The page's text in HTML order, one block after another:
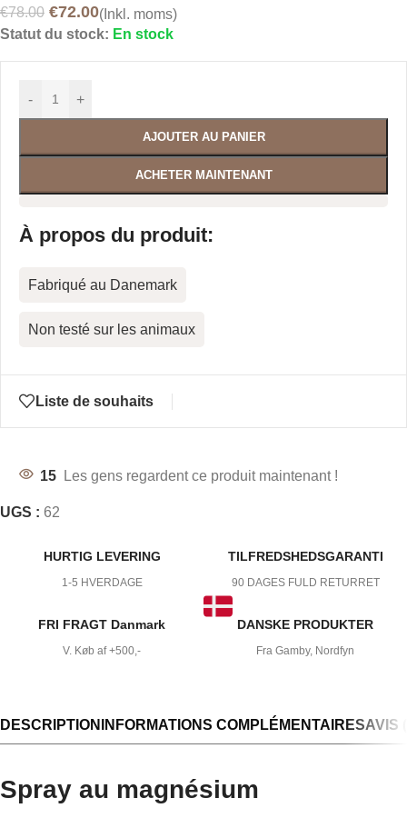
€78.00 €72.00(Inkl. moms)
Statut du stock: En stock
- +
AJOUTER AU PANIER
ACHETER MAINTENANT
À propos du produit:
Fabriqué au Danemark
Non testé sur les animaux
Liste de souhaits
15 Les gens regardent ce produit maintenant !
UGS : 62
HURTIG LEVERING
1-5 HVERDAGE
TILFREDSHEDSGARANTI
90 DAGES FULD RETURRET
FRI FRAGT Danmark
V. Køb af +500,-
DANSKE PRODUKTER
Fra Gamby, Nordfyn
DESCRIPTION INFORMATIONS COMPLÉMENTAIRESAVIS
Spray au magnésium